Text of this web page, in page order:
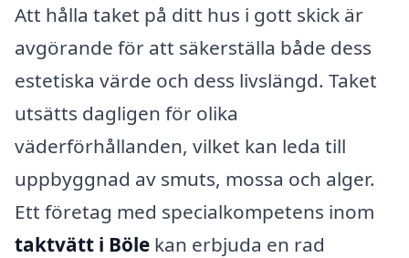
Att hålla taket på ditt hus i gott skick är
avgörande för att säkerställa både dess
estetiska värde och dess livslängd. Taket
utsätts dagligen för olika
väderförhållanden, vilket kan leda till
uppbyggnad av smuts, mossa och alger.
Ett företag med specialkompetens inom
taktvätt i Böle kan erbjuda en rad